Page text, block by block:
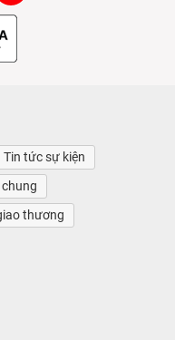
Tin tức sự kiện
thương